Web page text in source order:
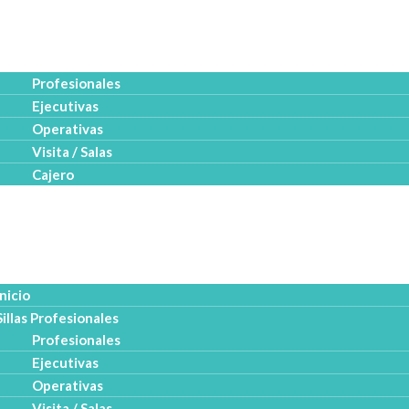
Profesionales
Ejecutivas
Operativas
Visita / Salas
Cajero
Profesionales
Profesionales
Ejecutivas
Operativas